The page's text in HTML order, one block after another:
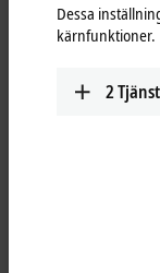
Dessa
kärnfunktioner.
2